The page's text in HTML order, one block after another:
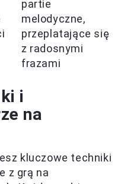
partie
melodyczne,
przeplatające się
z radosnymi
frazami
i
na
kluczowe techniki
z grą na